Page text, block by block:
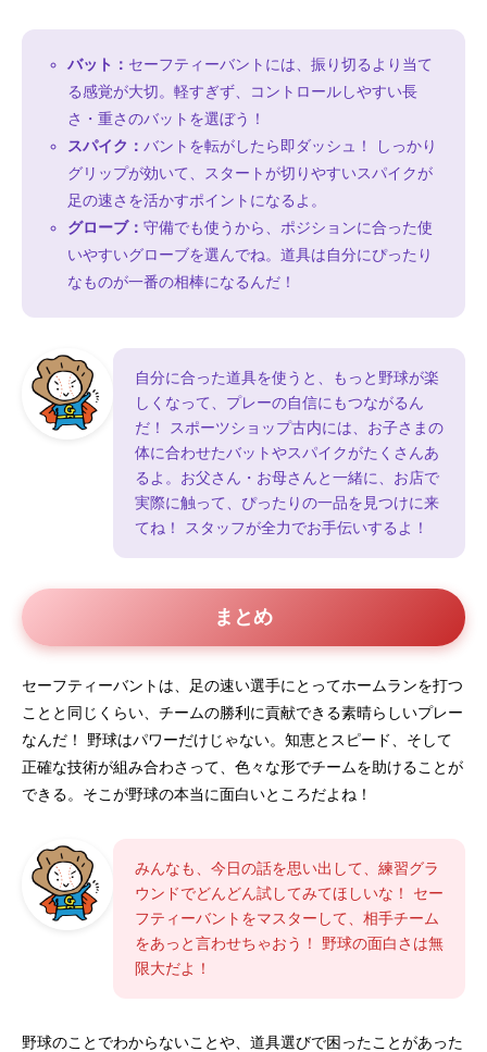
バット： セーフティーバントには、振り切るより当て
る感覚が大切。軽すぎず、コントロールしやすい長
さ・重さのバットを選ぼう！
スパイク： バントを転がしたら即ダッシュ！ しっかり
グリップが効いて、スタートが切りやすいスパイクが
足の速さを活かすポイントになるよ。
グローブ： 守備でも使うから、ポジションに合った使
いやすいグローブを選んでね。道具は自分にぴったり
なものが一番の相棒になるんだ！
自分に合った道具を使うと、もっと野球が楽
しくなって、プレーの自信にもつながるん
だ！ スポーツショップ古内には、お子さまの
体に合わせたバットやスパイクがたくさんあ
るよ。お父さん・お母さんと一緒に、お店で
実際に触って、ぴったりの一品を見つけに来
てね！ スタッフが全力でお手伝いするよ！
まとめ
セーフティーバントは、足の速い選手にとってホームランを打つ
ことと同じくらい、チームの勝利に貢献できる素晴らしいプレー
なんだ！ 野球はパワーだけじゃない。知恵とスピード、そして
正確な技術が組み合わさって、色々な形でチームを助けることが
できる。そこが野球の本当に面白いところだよね！
みんなも、今日の話を思い出して、練習グラ
ウンドでどんどん試してみてほしいな！ セー
フティーバントをマスターして、相手チーム
をあっと言わせちゃおう！ 野球の面白さは無
限大だよ！
野球のことでわからないことや、道具選びで困ったことがあった